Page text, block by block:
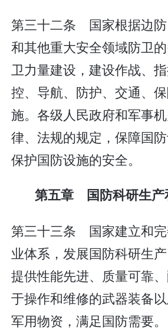
第三十二条 国家根据边
和其他重大安全领域防卫
卫力量建设，建设作战、
控、导航、防护、交通、
施。各级人民政府和军事
律、法规的规定，保障国
保护国防设施的安全。
第五章 国防科研生产
第三十三条 国家建立和
业体系，发展国防科研生
提供性能先进、质量可靠
于操作和维修的武器装备
军用物资，满足国防需要。